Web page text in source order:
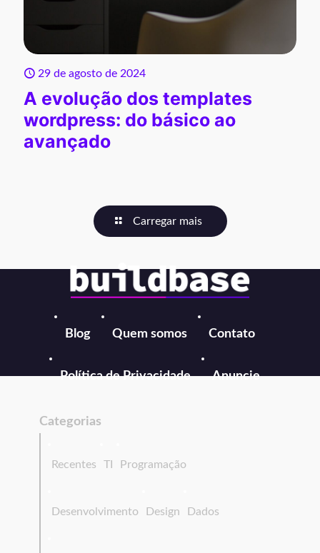
29 de agosto de 2024
A evolução dos templates
wordpress: do básico ao
avançado
Carregar mais
Blog Quem somos Contato
Política de Privacidade Anuncie
Categorias
Recentes TI Programação
Desenvolvimento Design Dados